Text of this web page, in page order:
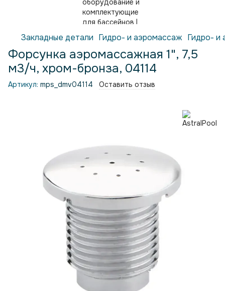
Закладные детали Гидро- и аэромассаж Гидро- и
Форсунка аэромассажная 1", 7,5
м3/ч, хром-бронза, 04114
Артикул: mps_dmv04114 Оставить отзыв